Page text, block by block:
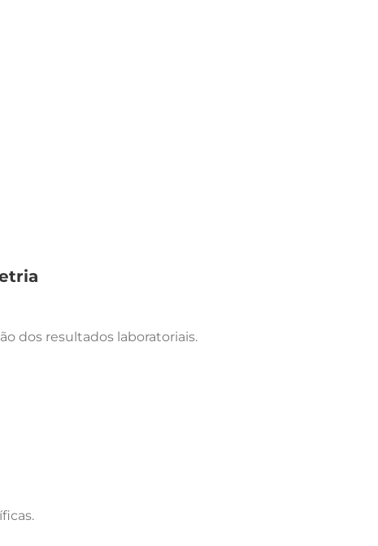
dos resultados laboratoriais.